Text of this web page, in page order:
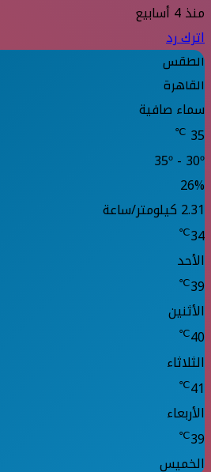
منذ 4 أسابيع
اترك رد
الطقس
القاهرة
سماء صافية
35
℃
35º - 30º
26%
2.31 كيلومتر/ساعة
34
℃
الأحد
39
℃
الأثنين
40
℃
الثلاثاء
41
℃
الأربعاء
39
℃
الخميس